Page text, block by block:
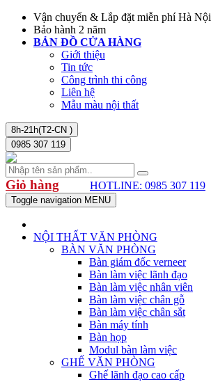
Vận chuyển & Lắp đặt miễn phí Hà Nội
Bảo hành 2 năm
BẢN ĐỒ CỬA HÀNG
Giới thiệu
Tin tức
Công trình thi công
Liên hệ
Mẫu màu nội thất
8h-21h(T2-CN )
0985 307 119
Giỏ hàng HOTLINE: 0985 307 119
Toggle navigation MENU
NỘI THẤT VĂN PHÒNG
BÀN VĂN PHÒNG
Bàn giám đốc verneer
Bàn làm việc lãnh đạo
Bàn làm việc nhân viên
Bàn làm việc chân gỗ
Bàn làm việc chân sắt
Bàn máy tính
Bàn họp
Modul bàn làm việc
GHẾ VĂN PHÒNG
Ghế lãnh đạo cao cấp